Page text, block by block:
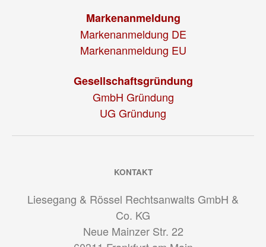
Markenanmeldung
Markenanmeldung DE
Markenanmeldung EU
Gesellschaftsgründung
GmbH Gründung
UG Gründung
KONTAKT
Liesegang & Rössel Rechtsanwalts GmbH &
Co. KG
Neue Mainzer Str. 22